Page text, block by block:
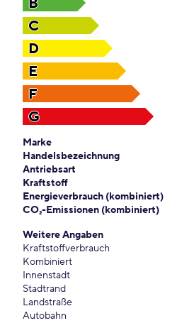
C
D
E
F
G
Marke
Handelsbezeichnung
Antriebsart
Kraftstoff
Energieverbrauch (kombiniert)
CO₂-Emissionen (kombiniert)
Weitere Angaben
Kraftstoffverbrauch
Kombiniert
Innenstadt
Stadtrand
Landstraße
Autobahn